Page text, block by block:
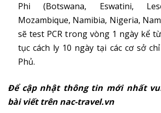
Phi (Botswana, Eswatini,
Mozambique, Namibia, Nigeria,
sẽ test PCR trong vòng 1 ngày kể
tục cách ly 10 ngày tại các cơ sở
Phủ.
Để cập nhật thông tin mới nhất
bài viết trên nac-travel.vn